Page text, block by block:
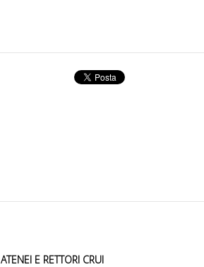
ATENEI E RETTORI CRUI